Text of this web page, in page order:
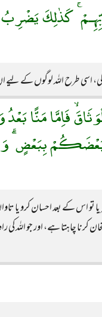
كَذٰلِكَ يَضْرِبُ
طرح اللہ لوگوں کے لیے
فَاِمَّا مَنًّا
بِبَعْضٍ
اس کے بعد احسان کرو یا
چاہتا ہے، اور جو اللہ کی